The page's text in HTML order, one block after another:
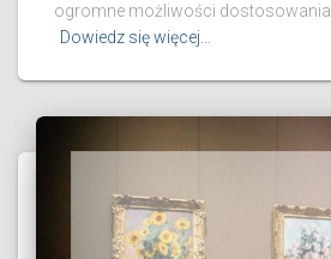
ogromne możliwości dostosowania
Dowiedz się więcej…